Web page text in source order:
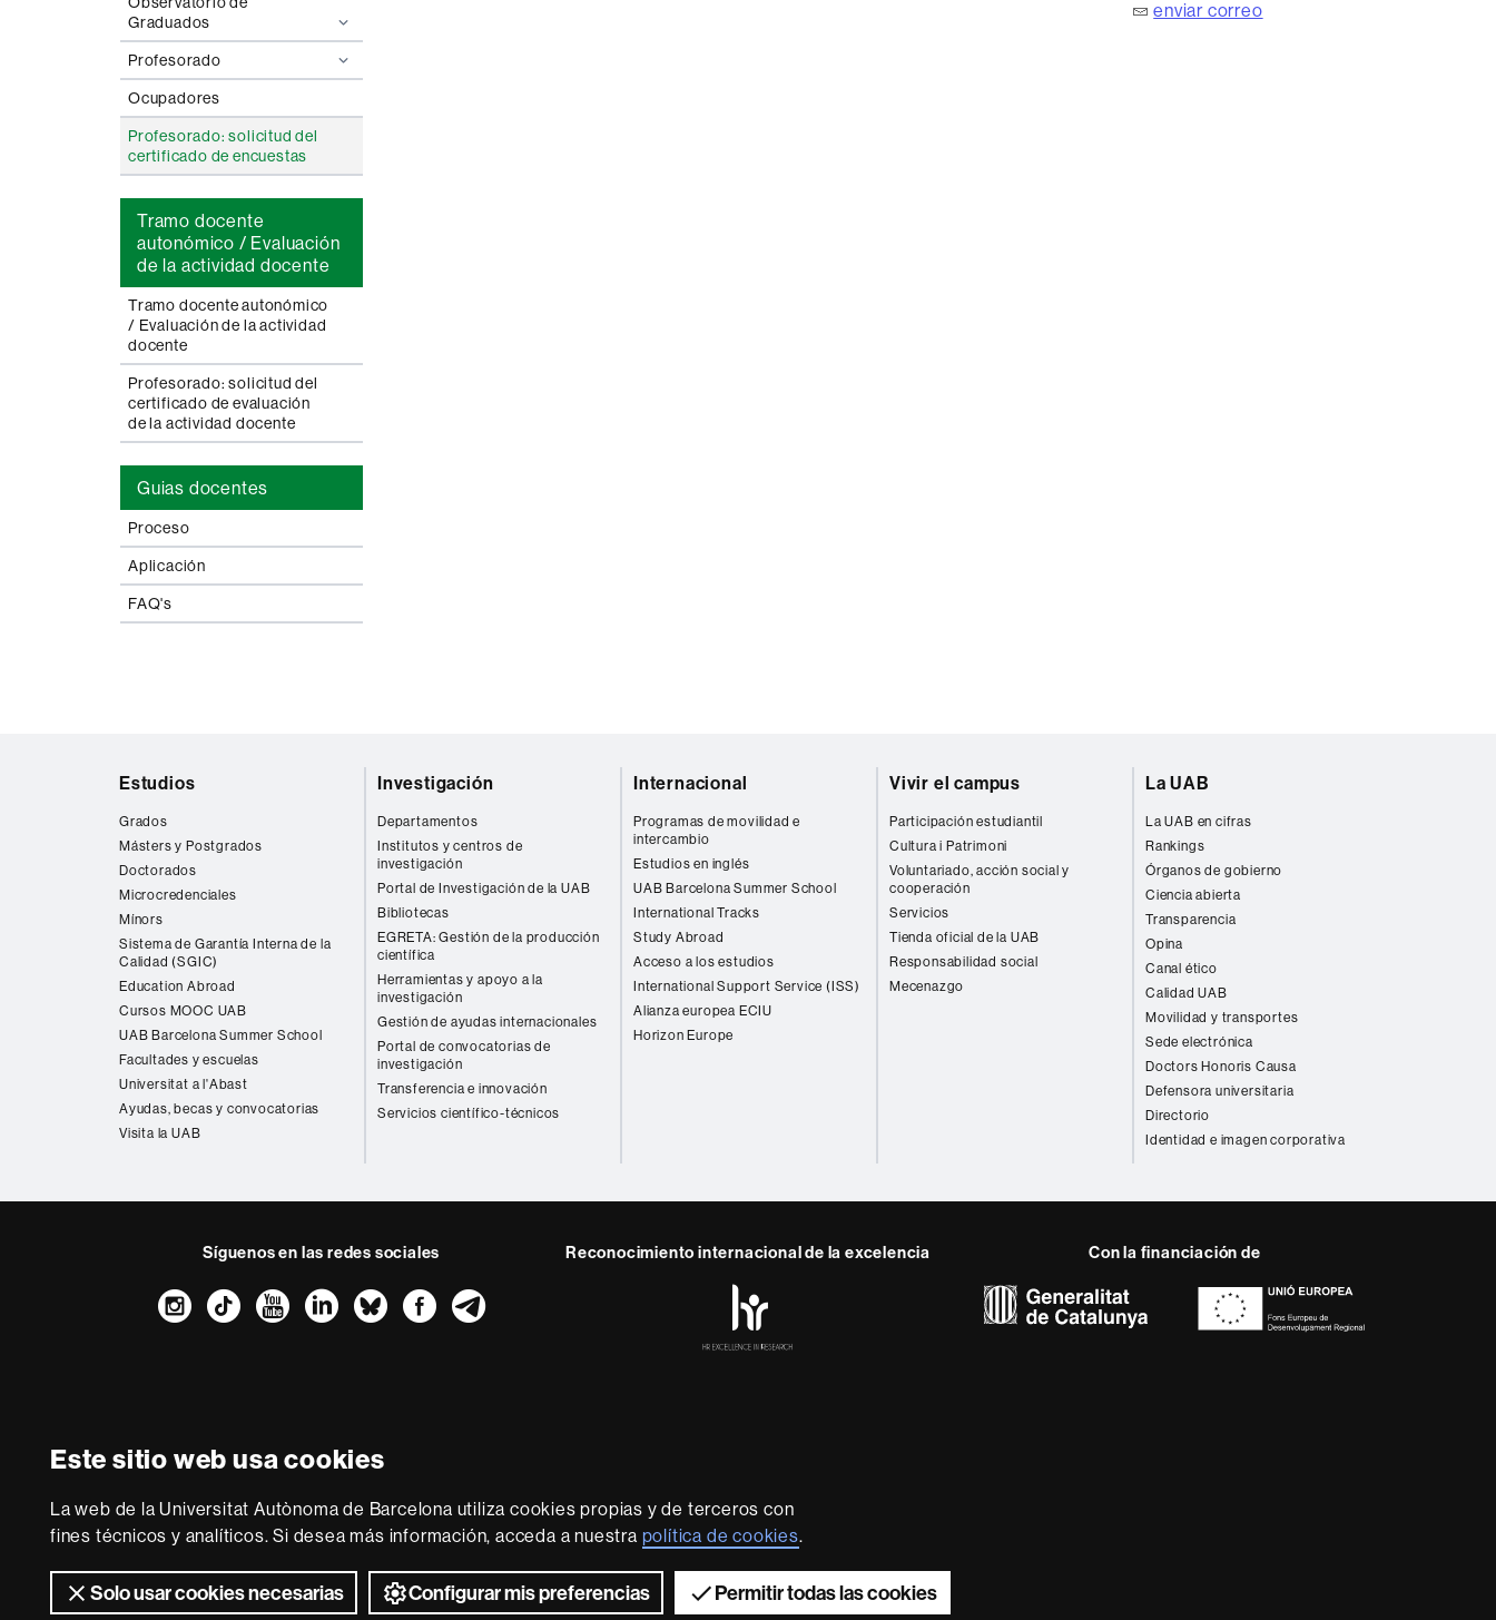
Este sitio web usa cookies
La web de la Universitat Autònoma de Barcelona utiliza cookies propias y de terceros con
fines técnicos y analíticos. Si desea más información, acceda a nuestra política de cookies.
Solo usar cookies necesarias Configurar mis preferencias Permitir todas las cookies
Graduados
Profesorado
Ocupadores
Profesorado: solicitud del
certificado de encuestas
Tramo docente
autonómico / Evaluación
de la actividad docente
Tramo docente autonómico
/ Evaluación de la actividad
docente
Profesorado: solicitud del
certificado de evaluación
de la actividad docente
Guias docentes
Proceso
Aplicación
FAQ's
enviar correo
Estudios
Grados
Másters y Postgrados
Doctorados
Microcredenciales
Mínors
Sistema de Garantía Interna de la
Calidad (SGIC)
Education Abroad
Cursos MOOC UAB
UAB Barcelona Summer School
Facultades y escuelas
Universitat a l'Abast
Ayudas, becas y convocatorias
Visita la UAB
Investigación
Departamentos
Institutos y centros de
investigación
Portal de Investigación de la UAB
Bibliotecas
EGRETA: Gestión de la producción
científica
Herramientas y apoyo a la
investigación
Gestión de ayudas internacionales
Portal de convocatorias de
investigación
Transferencia e innovación
Servicios científico-técnicos
Internacional
Programas de movilidad e
intercambio
Estudios en inglés
UAB Barcelona Summer School
International Tracks
Study Abroad
Acceso a los estudios
International Support Service (ISS)
Alianza europea ECIU
Horizon Europe
Vivir el campus
Participación estudiantil
Cultura i Patrimoni
Voluntariado, acción social y
cooperación
Servicios
Tienda oficial de la UAB
Responsabilidad social
Mecenazgo
La UAB
La UAB en cifras
Rankings
Órganos de gobierno
Ciencia abierta
Transparencia
Opina
Canal ético
Calidad UAB
Movilidad y transportes
Sede electrónica
Doctors Honoris Causa
Defensora universitaria
Directorio
Identidad e imagen corporativa
Síguenos en las redes sociales
Instagram
TikTokYouTube
LinkedIn
BlueskyFacebook
Telegram
Reconocimiento internacional de la excelencia Con la financiación de
Somos una universidad líder que imparte una docencia de calidad y excelencia, diversificada,
de la Europa del conocimiento. La UAB es reconocida internacionalmente por la calidad y el carácter
innovador de su investigación.
2026 Universitat Autònoma de Barcelona